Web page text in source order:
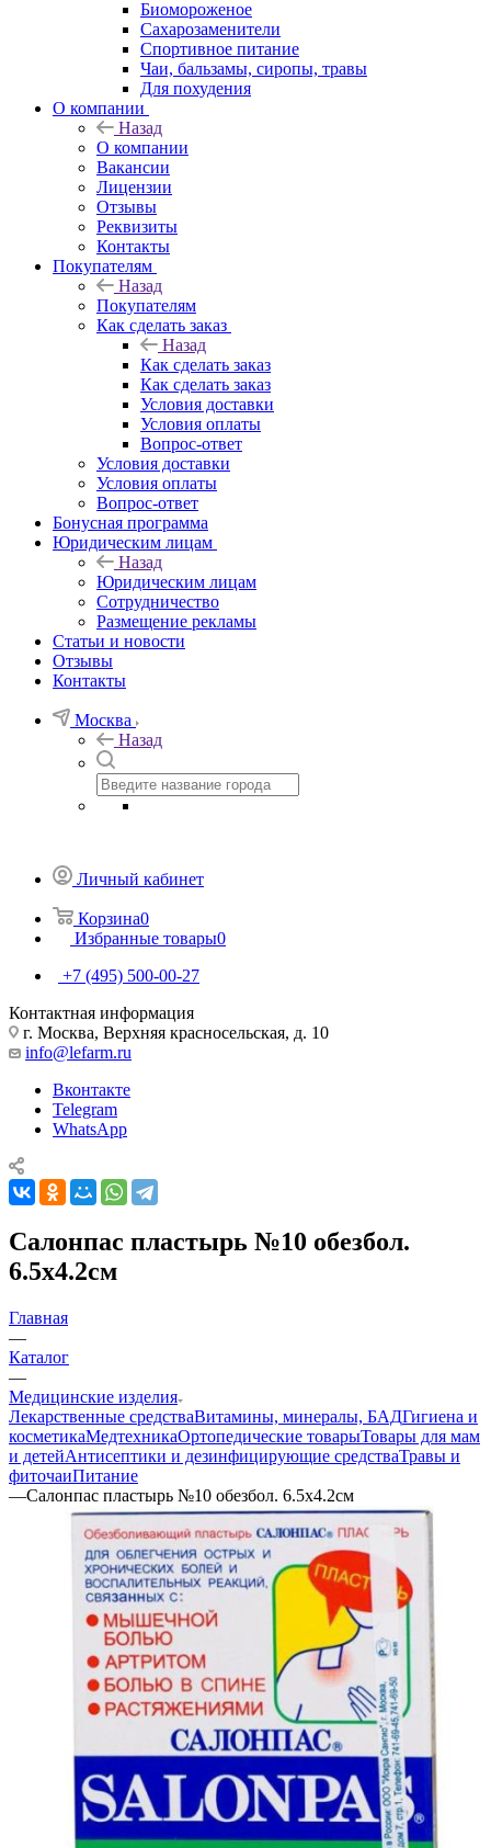
Биомороженое
Сахарозаменители
Спортивное питание
Чаи, бальзамы, сиропы, травы
Для похудения
О компании
Назад
О компании
Вакансии
Лицензии
Отзывы
Реквизиты
Контакты
Покупателям
Назад
Покупателям
Как сделать заказ
Назад
Как сделать заказ
Как сделать заказ
Условия доставки
Условия оплаты
Вопрос-ответ
Условия доставки
Условия оплаты
Вопрос-ответ
Бонусная программа
Юридическим лицам
Назад
Юридическим лицам
Сотрудничество
Размещение рекламы
Статьи и новости
Отзывы
Контакты
Москва
Назад
Личный кабинет
Корзина0
Избранные товары0
+7 (495) 500-00-27
Контактная информация
г. Москва, Верхняя красносельская, д. 10
info@lefarm.ru
Вконтакте
Telegram
WhatsApp
Салонпас пластырь №10 обезбол.
6.5x4.2см
Главная
—
Каталог
—
Медицинские изделия
Лекарственные средстваВитамины, минералы, БАДГигиена и
косметикаМедтехникаОртопедические товарыТовары для мам
и детейАнтисептики и дезинфицирующие средстваТравы и
фиточаиПитание
—Салонпас пластырь №10 обезбол. 6.5x4.2см